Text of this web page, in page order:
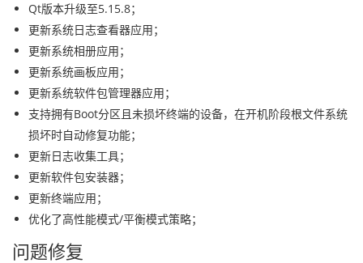
Qt版本升级至5.15.8；
更新系统日志查看器应用；
更新系统相册应用；
更新系统画板应用；
更新系统软件包管理器应用；
支持拥有Boot分区且未损坏终端的设备，在开机阶段根文件系统
损坏时自动修复功能；
更新日志收集工具；
更新软件包安装器；
更新终端应用；
优化了高性能模式/平衡模式策略；
问题修复